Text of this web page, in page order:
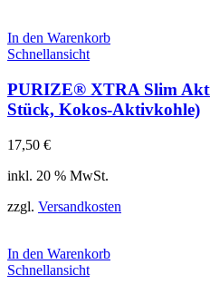
In den Warenkorb
Schnellansicht
PURIZE® XTRA Slim
Stück, Kokos-Aktivkohle)
17,50 €
inkl. 20 % MwSt.
zzgl. Versandkosten
In den Warenkorb
Schnellansicht